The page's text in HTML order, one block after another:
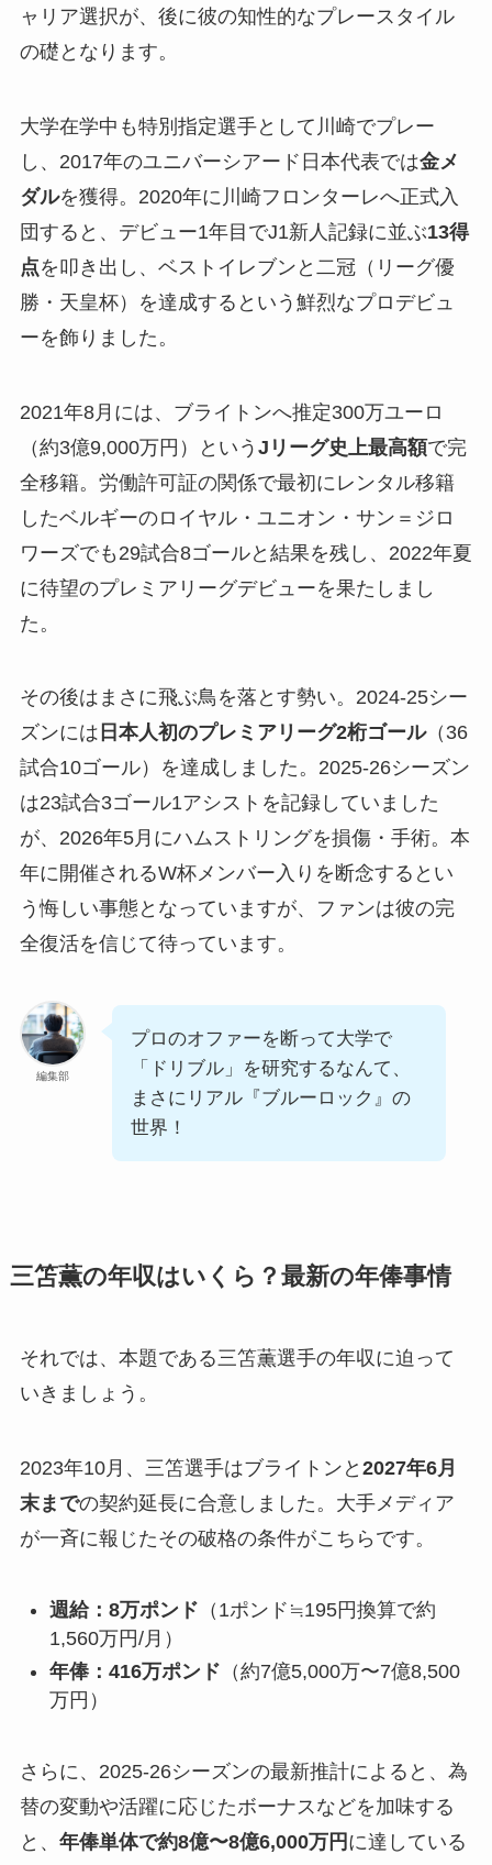
ャリア選択が、後に彼の知性的なプレースタイル
の礎となります。
大学在学中も特別指定選手として川崎でプレー
し、2017年のユニバーシアード日本代表では金メ
ダルを獲得。2020年に川崎フロンターレへ正式入
団すると、デビュー1年目でJ1新人記録に並ぶ13得
点を叩き出し、ベストイレブンと二冠（リーグ優
勝・天皇杯）を達成するという鮮烈なプロデビュ
ーを飾りました。
2021年8月には、ブライトンへ推定300万ユーロ
（約3億9,000万円）という Jリーグ史上最高額で完
全移籍。労働許可証の関係で最初にレンタル移籍
したベルギーのロイヤル・ユニオン・サン＝ジロ
ワーズでも29試合8ゴールと結果を残し、2022年夏
に待望のプレミアリーグデビューを果たしまし
た。
その後はまさに飛ぶ鳥を落とす勢い。2024-25シー
ズンには 日本人初のプレミアリーグ2桁ゴール（36
試合10ゴール）を達成しました。2025-26シーズン
は23試合3ゴール1アシストを記録していました
が、2026年5月にハムストリングを損傷・手術。本
年に開催されるW杯メンバー入りを断念するとい
う悔しい事態となっていますが、ファンは彼の完
全復活を信じて待っています。
編集部
プロのオファーを断って大学で
「ドリブル」を研究するなんて、
まさにリアル『ブルーロック』の
世界！
三笘薫の年収はいくら？最新の年俸事情
それでは、本題である三笘薫選手の年収に迫って
いきましょう。
2023年10月、三笘選手はブライトンと 2027年6月
末までの契約延長に合意しました。大手メディア
が一斉に報じたその破格の条件がこちらです。
週給：8万ポンド （1ポンド≒195円換算で約
1,560万円/月）
年俸：416万ポンド （約7億5,000万〜7億8,500
万円）
さらに、2025-26シーズンの最新推計によると、為
替の変動や活躍に応じたボーナスなどを加味する
と、 年俸単体で約8億〜8億6,000万円 に達している